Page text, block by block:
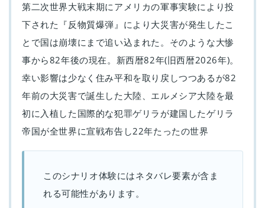
第二次世界大戦末期にアメリカの軍事実験により投
下された『反物質爆弾』により大災害が発生したこ
とで国は崩壊にまで追い込まれた。そのような大惨
事から82年後の現在。新西暦82年(旧西暦2026年)。
幸い影響は少なく住み平和を取り戻しつつあるが82
年前の大災害で誕生した大陸、エルメシア大陸を最
初に入植した国際的な犯罪ゲリラが建国したゲリラ
帝国が全世界に宣戦布告し22年たったの世界
このシナリオ体験にはネタバレ要素が含ま
れる可能性があります。